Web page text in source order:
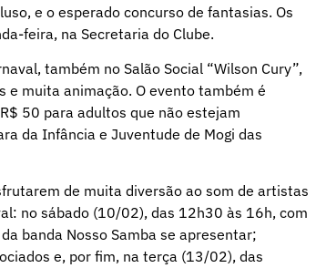
e o esperado concurso de fantasias. Os
feira, na Secretaria do Clube.
também no Salão Social “Wilson Cury”,
muita animação. O evento também é
50 para adultos que não estejam
da Infância e Juventude de Mogi das
de muita diversão ao som de artistas
no sábado (10/02), das 12h30 às 16h, com
banda Nosso Samba se apresentar;
e, por fim, na terça (13/02), das